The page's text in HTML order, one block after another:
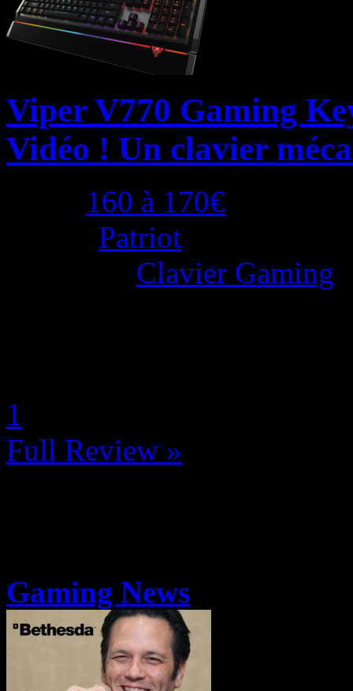
Viper V770 Gaming
Vidéo ! Un clavier
160 à 170€
Patriot
Clavier Gaming
1
Full Review »
Gaming News